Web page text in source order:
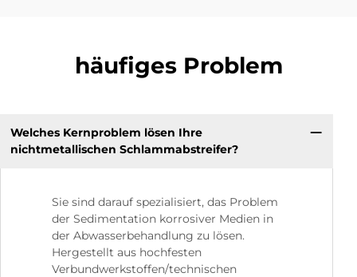
häufiges Problem
Welches Kernproblem lösen Ihre
nichtmetallischen Schlammabstreifer?
Sie sind darauf spezialisiert, das Problem
der Sedimentation korrosiver Medien in
der Abwasserbehandlung zu lösen.
Hergestellt aus hochfesten
Verbundwerkstoffen/technischen